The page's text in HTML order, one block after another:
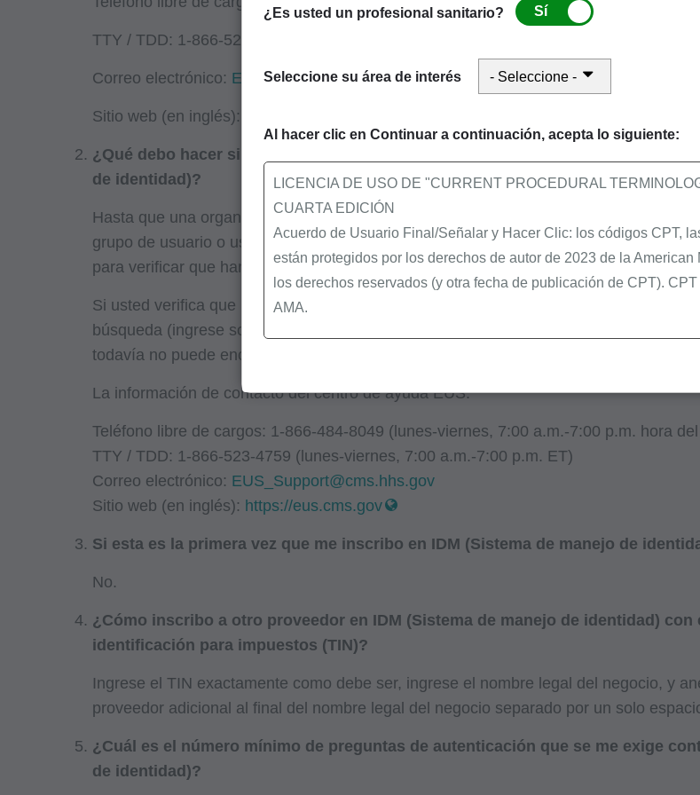
TTY / TDD: 1-866-523-4759 (lunes-viernes, 7:00 a.m.-7:00 p.m. ET)
Correo electrónico: EUS_Support@cms.hhs.gov
Sitio web (en inglés):
¿Qué debo hacer si mi organización no se muestra en la lista de selección
de identidad)?
Hasta que una organización sea establecida por el oficial de seguridad, no existe
grupo de usuario o usuario final, y no puede encontrar la organización que usted
para verificar que han completado la inscripción de la organización.
Si usted verifica que la organización ha sido creada, y todavía no puede encontrarla
búsqueda (ingrese solamente el número de identificación para impuestos (TIN) y el
todavía no puede encontrar su organización, contacte el “external user services”
La información de contacto del centro de ayuda EUS:
Teléfono libre de cargos: 1-866-484-8049 (lunes-viernes, 7:00 a.m.-7:00 p.m. hora
TTY / TDD: 1-866-523-4759 (lunes-viernes, 7:00 a.m.-7:00 p.m. ET)
Correo electrónico: EUS_Support@cms.hhs.gov
Sitio web (en inglés): https://eus.cms.gov
Si esta es la primera vez que me inscribo en IDM (Sistema de manejo de
No.
¿Cómo inscribo a otro proveedor en IDM (Sistema de manejo de identidad)
identificación para impuestos (TIN)?
Ingrese el TIN exactamente como debe ser, ingrese el nombre legal del negocio, y
proveedor adicional al final del nombre legal del negocio separado por un solo
¿Cuál es el número mínimo de preguntas de autenticación que se me exige
de identidad)?
¿Es usted un profesional sanitario? Sí
Seleccione su área de interés
Al hacer clic en Continuar a continuación, acepta lo siguiente:
LICENCIA DE USO DE "CURRENT PROCEDURAL
CUARTA EDICIÓN
Acuerdo de Usuario Final/Señalar y Hacer Clic: los códigos CPT,
están protegidos por los derechos de autor de 2023 de la
los derechos reservados (y otra fecha de publicación de CPT).
AMA.
Políticas de Revisión Médica Local (LMRPs),
Boletines/Hojas Informativas,
Memorandos del Programa e Instrucciones de Facturación,
Políticas de Cobertura y Codificación,
Materiales Educacionales/de Capacitación,
internamente dentro de su organización dentro de los Estados
administrados por los Centros de Servicios de Medicare y Medicaid
como Administración de Financiamiento de Cuidado de la Salud
Administration). Usted acepta tomar todas las medidas necesarias